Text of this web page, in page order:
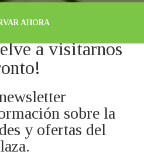
AHORA
no tenemos
a visitarnos
sobre la
y ofertas del